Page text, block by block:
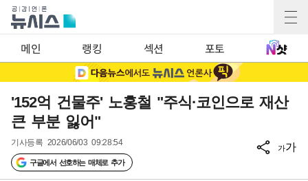
메인 랭킹 섹션 포토
'152억 건물주' 노홍철 "주식·코인으로 재산
큰 부분 잃어"
기사등록 2026/06/03 09:28:54
구글에서 선호하는 매체로 추가
가가